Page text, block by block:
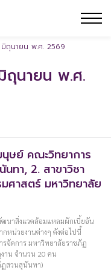
ถุนายน พ.ศ. 2569
ถุนายน พ.ศ.
นุษย์ คณะวิทยาการ
ทา, 2. สาขาวิชา
ศาสตร์ มหาวิทยาลัย
นาสิ่งแวดล้อมแหลมผักเบี้ยอัน
หน่วยงานต่างๆ ดังต่อไปนี้
จัดการ มหาวิทยาลัยราชภัฏ
าน จำนวน 20 คน
ฏสวนสุนันทา)